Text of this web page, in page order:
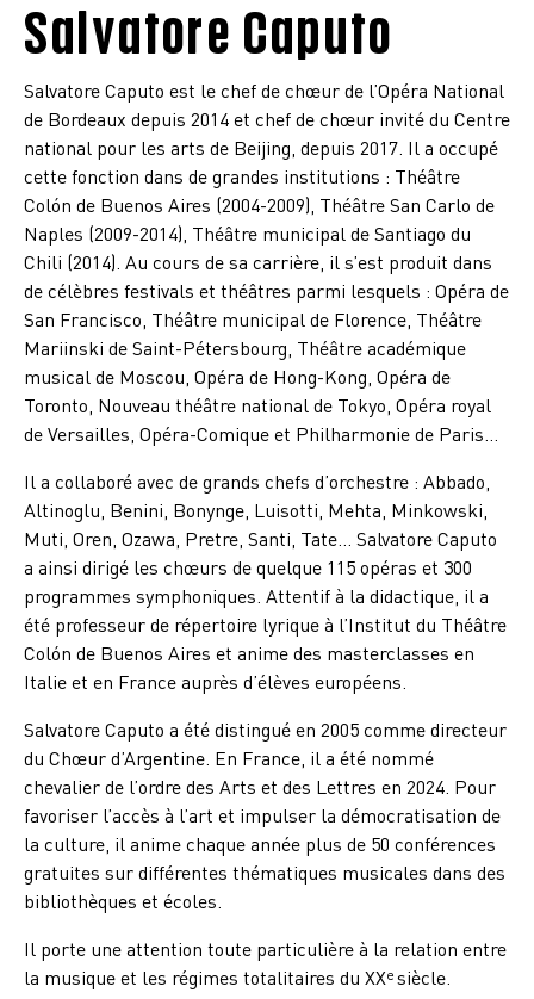
Salvatore Caputo
Salvatore Caputo est le chef de chœur de l’Opéra National
de Bordeaux depuis 2014 et chef de chœur invité du Centre
national pour les arts de Beijing, depuis 2017. Il a occupé
cette fonction dans de grandes institutions : Théâtre
Colón de Buenos Aires (2004-2009), Théâtre San Carlo de
Naples (2009-2014), Théâtre municipal de Santiago du
Chili (2014). Au cours de sa carrière, il s’est produit dans
de célèbres festivals et théâtres parmi lesquels : Opéra de
San Francisco, Théâtre municipal de Florence, Théâtre
Mariinski de Saint-Pétersbourg, Théâtre académique
musical de Moscou, Opéra de Hong-Kong, Opéra de
Toronto, Nouveau théâtre national de Tokyo, Opéra royal
de Versailles, Opéra-Comique et Philharmonie de Paris…
Il a collaboré avec de grands chefs d’orchestre : Abbado,
Altinoglu, Benini, Bonynge, Luisotti, Mehta, Minkowski,
Muti, Oren, Ozawa, Pretre, Santi, Tate… Salvatore Caputo
a ainsi dirigé les chœurs de quelque 115 opéras et 300
programmes symphoniques. Attentif à la didactique, il a
été professeur de répertoire lyrique à l’Institut du Théâtre
Colón de Buenos Aires et anime des masterclasses en
Italie et en France auprès d’élèves européens.
Salvatore Caputo a été distingué en 2005 comme directeur
du Chœur d’Argentine. En France, il a été nommé
chevalier de l’ordre des Arts et des Lettres en 2024. Pour
favoriser l’accès à l’art et impulser la démocratisation de
la culture, il anime chaque année plus de 50 conférences
gratuites sur différentes thématiques musicales dans des
bibliothèques et écoles.
Il porte une attention toute particulière à la relation entre
la musique et les régimes totalitaires du XXe siècle.